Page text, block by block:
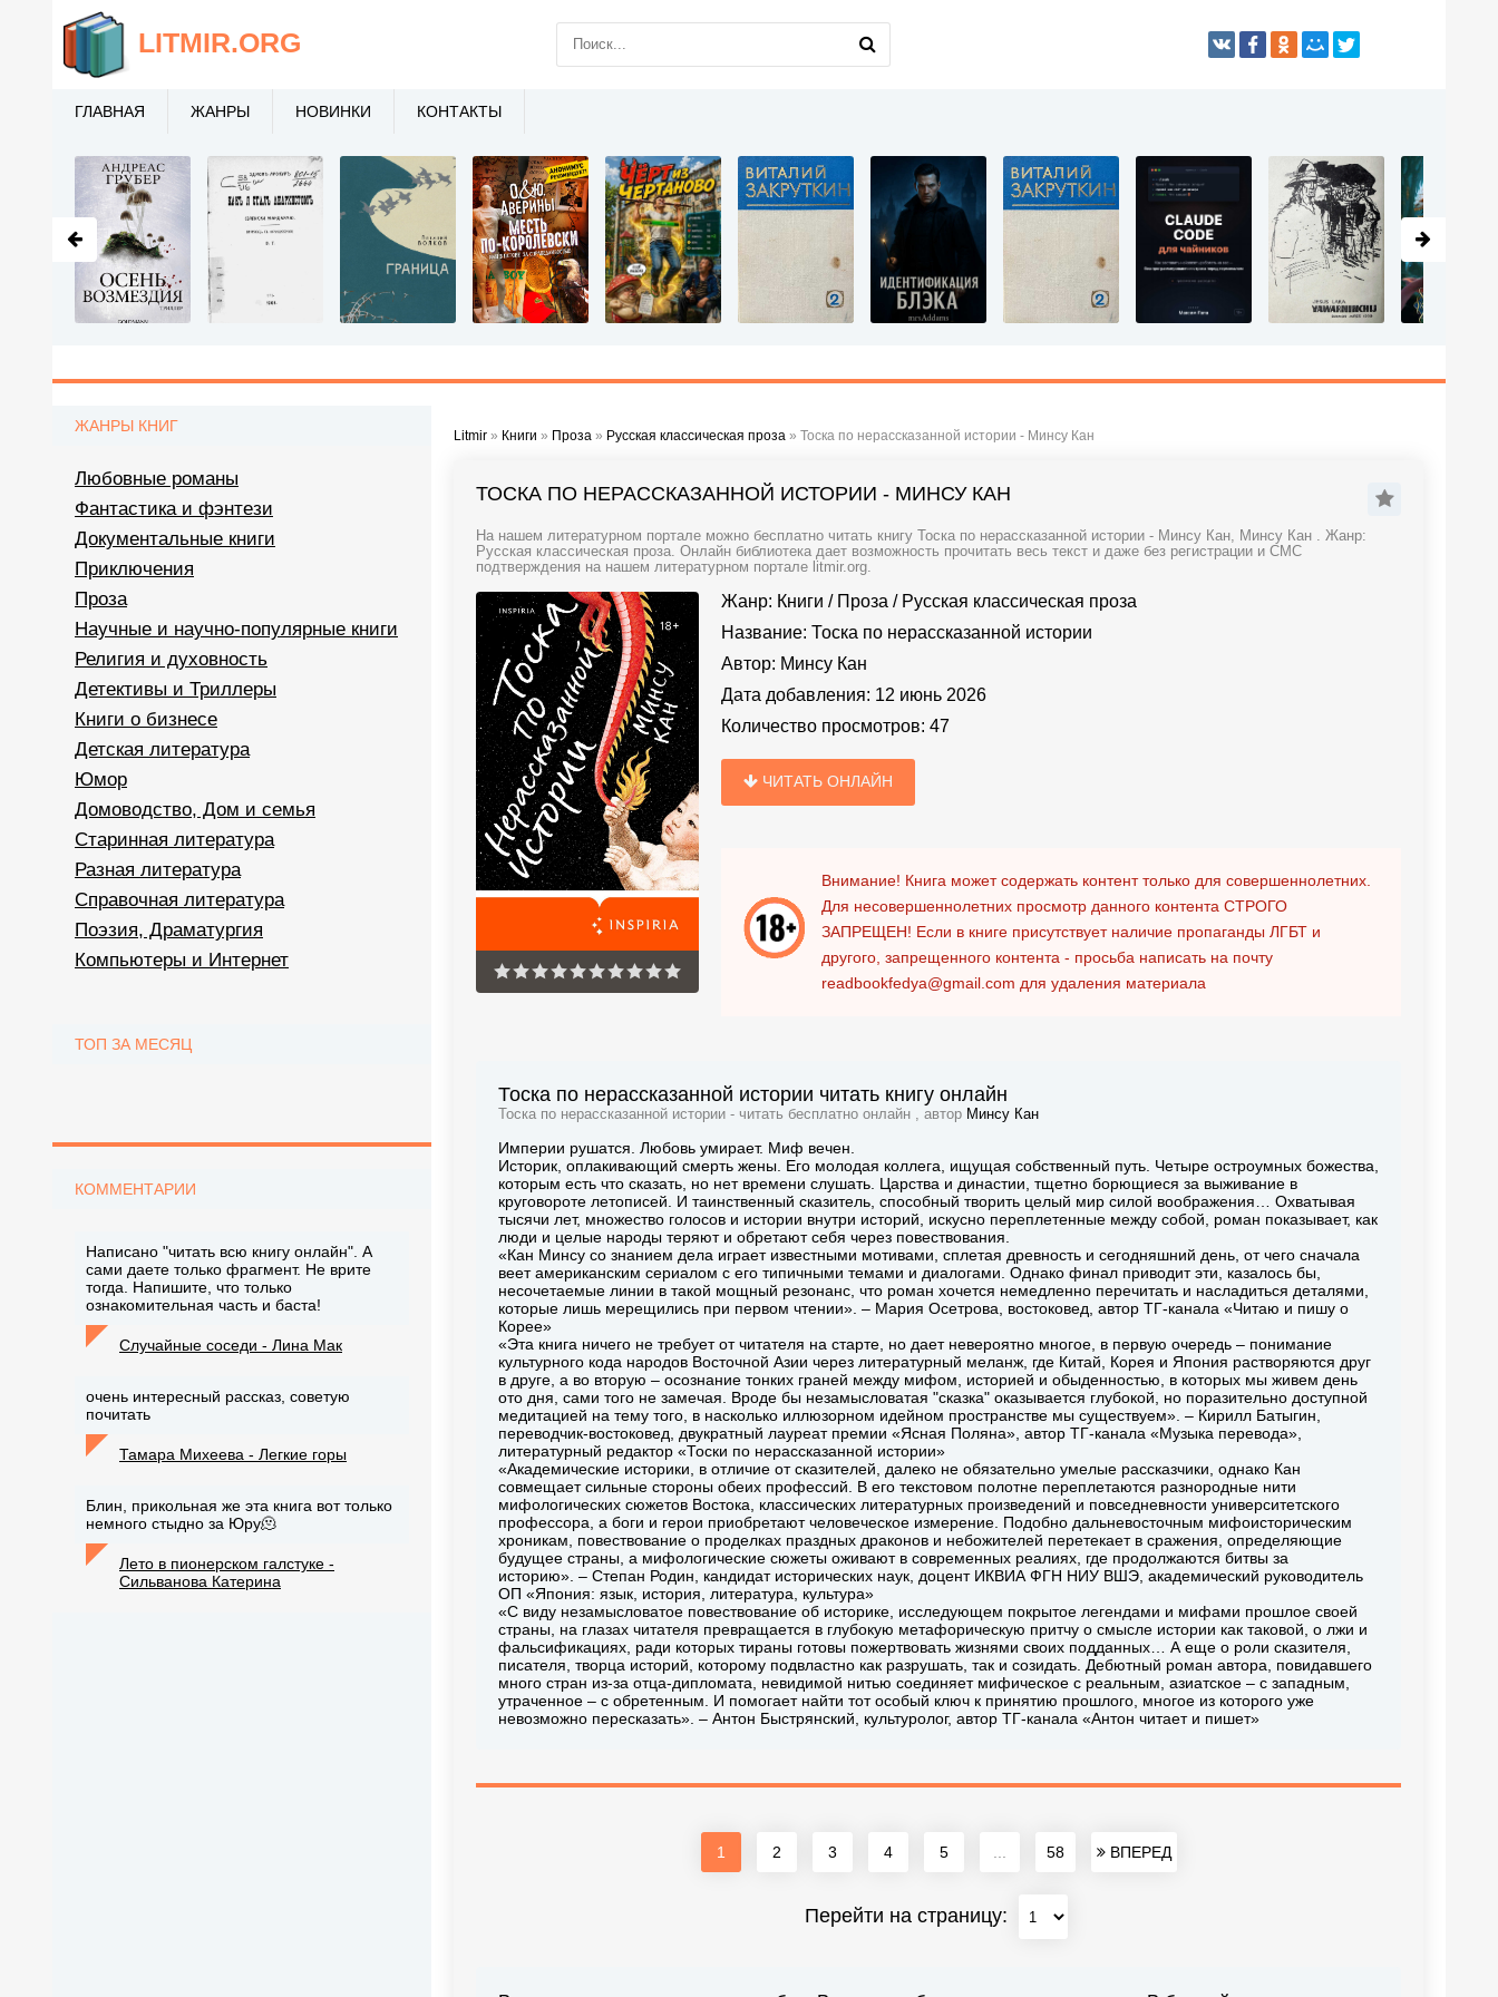
Litmir » Книги » Проза » Русская классическая проза » Тоска по нерассказанной истории - Минсу Кан
ТОСКА ПО НЕРАССКАЗАННОЙ ИСТОРИИ - МИНСУ КАН
На нашем литературном портале можно бесплатно читать книгу Тоска по нерассказанной истории - Минсу Кан, Минсу Кан . Жанр:
Русская классическая проза. Онлайн библиотека дает возможность прочитать весь текст и даже без регистрации и СМС
подтверждения на нашем литературном портале litmir.org.
Жанр: Книги / Проза / Русская классическая проза
Название: Тоска по нерассказанной истории
Автор: Минсу Кан
Дата добавления: 12 июнь 2026
Количество просмотров: 47
ЧИТАТЬ ОНЛАЙН
Внимание! Книга может содержать контент только для совершеннолетних.
Для несовершеннолетних просмотр данного контента СТРОГО
ЗАПРЕЩЕН! Если в книге присутствует наличие пропаганды ЛГБТ и
другого, запрещенного контента - просьба написать на почту
readbookfedya@gmail.com для удаления материала
Тоска по нерассказанной истории читать книгу онлайн
Тоска по нерассказанной истории - читать бесплатно онлайн , автор Минсу Кан
Империи рушатся. Любовь умирает. Миф вечен.
Историк, оплакивающий смерть жены. Его молодая коллега, ищущая собственный путь. Четыре остроумных божества,
которым есть что сказать, но нет времени слушать. Царства и династии, тщетно борющиеся за выживание в
круговороте летописей. И таинственный сказитель, способный творить целый мир силой воображения… Охватывая
тысячи лет, множество голосов и истории внутри историй, искусно переплетенные между собой, роман показывает, как
люди и целые народы теряют и обретают себя через повествования.
«Кан Минсу со знанием дела играет известными мотивами, сплетая древность и сегодняшний день, от чего сначала
веет американским сериалом с его типичными темами и диалогами. Однако финал приводит эти, казалось бы,
несочетаемые линии в такой мощный резонанс, что роман хочется немедленно перечитать и насладиться деталями,
которые лишь мерещились при первом чтении». – Мария Осетрова, востоковед, автор ТГ-канала «Читаю и пишу о
Корее»
«Эта книга ничего не требует от читателя на старте, но дает невероятно многое, в первую очередь – понимание
культурного кода народов Восточной Азии через литературный меланж, где Китай, Корея и Япония растворяются друг
в друге, а во вторую – осознание тонких граней между мифом, историей и обыденностью, в которых мы живем день
ото дня, сами того не замечая. Вроде бы незамысловатая "сказка" оказывается глубокой, но поразительно доступной
медитацией на тему того, в насколько иллюзорном идейном пространстве мы существуем». – Кирилл Батыгин,
переводчик-востоковед, двукратный лауреат премии «Ясная Поляна», автор ТГ-канала «Музыка перевода»,
литературный редактор «Тоски по нерассказанной истории»
«Академические историки, в отличие от сказителей, далеко не обязательно умелые рассказчики, однако Кан
совмещает сильные стороны обеих профессий. В его текстовом полотне переплетаются разнородные нити
мифологических сюжетов Востока, классических литературных произведений и повседневности университетского
профессора, а боги и герои приобретают человеческое измерение. Подобно дальневосточным мифоисторическим
хроникам, повествование о проделках праздных драконов и небожителей перетекает в сражения, определяющие
будущее страны, а мифологические сюжеты оживают в современных реалиях, где продолжаются битвы за
историю». – Степан Родин, кандидат исторических наук, доцент ИКВИА ФГН НИУ ВШЭ, академический руководитель
ОП «Япония: язык, история, литература, культура»
«С виду незамысловатое повествование об историке, исследующем покрытое легендами и мифами прошлое своей
страны, на глазах читателя превращается в глубокую метафорическую притчу о смысле истории как таковой, о лжи и
фальсификациях, ради которых тираны готовы пожертвовать жизнями своих подданных… А еще о роли сказителя,
писателя, творца историй, которому подвластно как разрушать, так и созидать. Дебютный роман автора, повидавшего
много стран из-за отца-дипломата, невидимой нитью соединяет мифическое с реальным, азиатское – с западным,
утраченное – с обретенным. И помогает найти тот особый ключ к принятию прошлого, многое из которого уже
невозможно пересказать». – Антон Быстрянский, культуролог, автор ТГ-канала «Антон читает и пишет»
1 2 3 4 5 58 ВПЕРЕД
Перейти на страницу:
ЖАНРЫ КНИГ
Любовные романы
Фантастика и фэнтези
Документальные книги
Приключения
Проза
Научные и научно-популярные книги
Религия и духовность
Детективы и Триллеры
Книги о бизнесе
Детская литература
Юмор
Домоводство, Дом и семья
Старинная литература
Разная литература
Справочная литература
Поэзия, Драматургия
Компьютеры и Интернет
ТОП ЗА МЕСЯЦ
КОММЕНТАРИИ
Написано "читать всю книгу онлайн". А
сами даете только фрагмент. Не врите
тогда. Напишите, что только
ознакомительная часть и баста!
Случайные соседи - Лина Мак
очень интересный рассказ, советую
почитать
Тамара Михеева - Легкие горы
Блин, прикольная же эта книга вот только
немного стыдно за Юру🫠
Лето в пионерском галстуке -
Сильванова Катерина
LITMIR.ORG
ГЛАВНАЯ ЖАНРЫ НОВИНКИ КОНТАКТЫ